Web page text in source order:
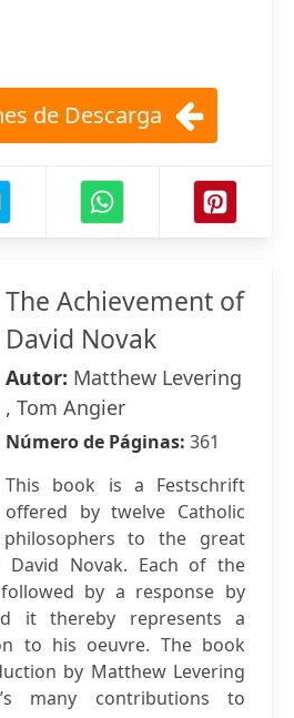
de Descarga
The Achievement of
David Novak
Autor: Matthew Levering
, Tom Angier
Número de Páginas: 361
This book is a Festschrift
offered by twelve Catholic
to the great
David Novak. Each of the
by a response by
it thereby represents a
to his oeuvre. The book
by Matthew Levering
many contributions to